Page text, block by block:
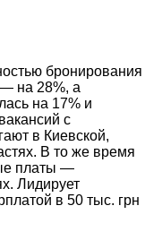
бронирования
на 28%, а
на 17% и
с
в Киевской,
В то же время
платы —
Лидирует
в 50 тыс. грн